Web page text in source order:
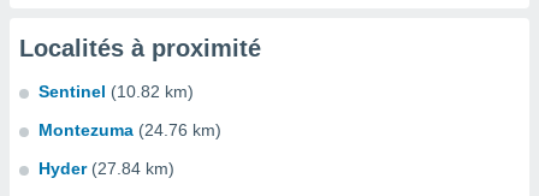
Localités à proximité
Sentinel (10.82 km)
Montezuma (24.76 km)
Hyder (27.84 km)